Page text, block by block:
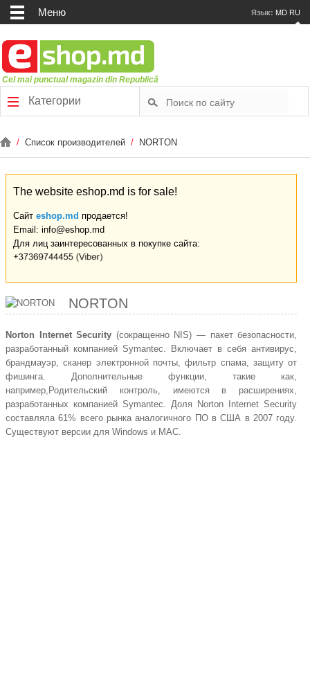
Меню Язык: MD RU
Cel mai punctual magazin din Republică
Категории
/ Список производителей / NORTON
The website eshop.md is for sale!
Сайт eshop.md продается!
Email: info@eshop.md
Для лиц заинтересованных в покупке сайта:
NORTON
Norton Internet Security (сокращенно NIS) — пакет безопасности,
разработанный компанией Symantec. Включает в себяантивирус,
брандмауэр, сканер электронной почты, фильтр спама, защиту от
фишинга. Дополнительные функции, такие как,
например,Родительский контроль, имеются в расширениях,
разработанных компанией Symantec. Доля Norton Internet Security
составляла 61% всего рынка аналогичного ПО вСША в 2007 году.
Существуют версии для Windows и MAC.